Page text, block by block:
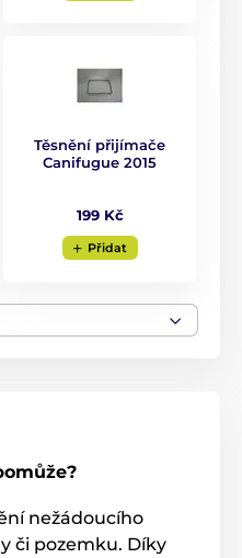
velké psy
Těsnění přijímače
Canifugue 2015
199 Kč
Přidat
nežádoucího
či pozemku. Díky